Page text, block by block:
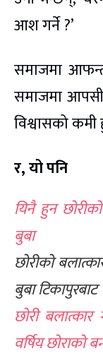
आश गर्ने ?’
समाजमा
समाजमा आपसी
विश्वासको
र, यो पनि
यिनै हुन
बुबा
छोरीको
बुबा टिकापुरबाट
छोरी
वर्षिय छोराको